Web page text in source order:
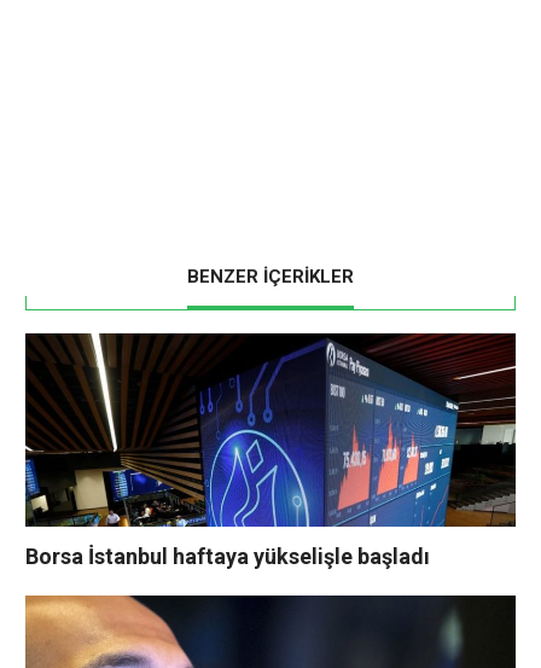
BENZER İÇERİKLER
Borsa İstanbul haftaya yükselişle başladı